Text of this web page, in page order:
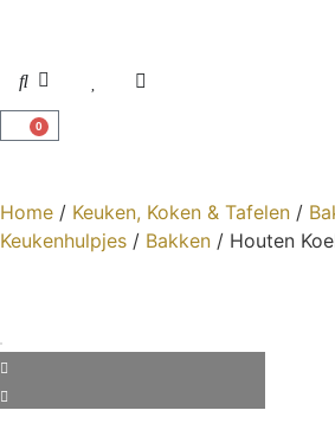
0
Home / Keuken, Koken & Tafelen /
Keukenhulpjes / Bakken / Houten